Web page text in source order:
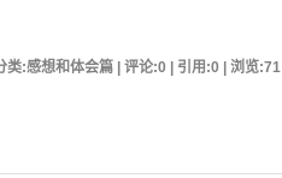
类:感想和体会篇 | 评论:0 | 引用:0 | 浏览:71